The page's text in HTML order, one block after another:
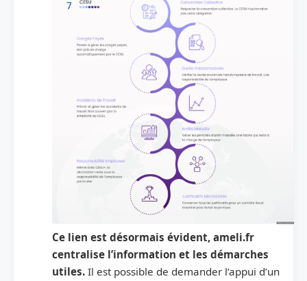
Ce lien est désormais évident, ameli.fr
centralise l’information et les démarches
utiles. Il est possible de demander l’appui d’un